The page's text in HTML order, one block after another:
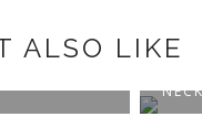
ALSO LIKE